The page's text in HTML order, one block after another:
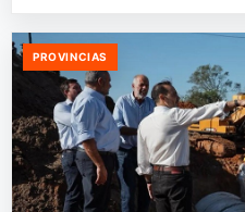
PROVINCIAS